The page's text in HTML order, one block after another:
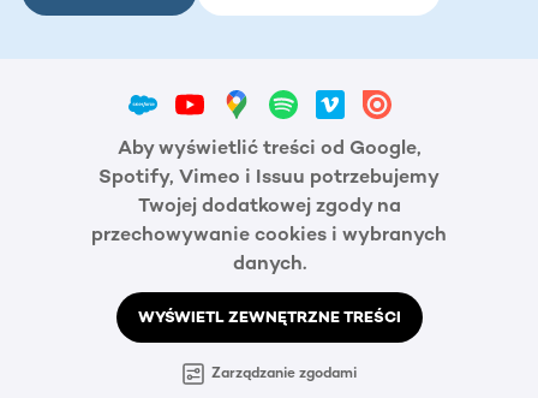
Aby wyświetlić treści od Google,
Spotify, Vimeo i Issuu potrzebujemy
Twojej dodatkowej zgody na
przechowywanie cookies i wybranych
danych.
WYŚWIETL ZEWNĘTRZNE TREŚCI
Zarządzanie zgodami